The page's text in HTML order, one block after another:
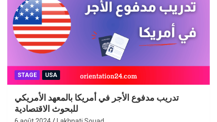
STAGE USA
تدريب مدفوع الأجر في أمريكا بالمعهد الأمريكي
للبحوث الاقتصادية